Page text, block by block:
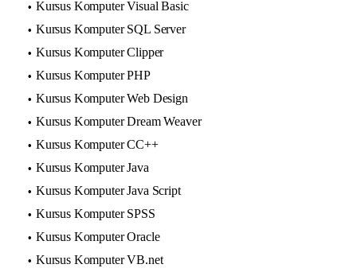
Kursus Komputer Visual Basic
Kursus Komputer SQL Server
Kursus Komputer Clipper
Kursus Komputer PHP
Kursus Komputer Web Design
Kursus Komputer Dream Weaver
Kursus Komputer CC++
Kursus Komputer Java
Kursus Komputer Java Script
Kursus Komputer SPSS
Kursus Komputer Oracle
Kursus Komputer VB.net